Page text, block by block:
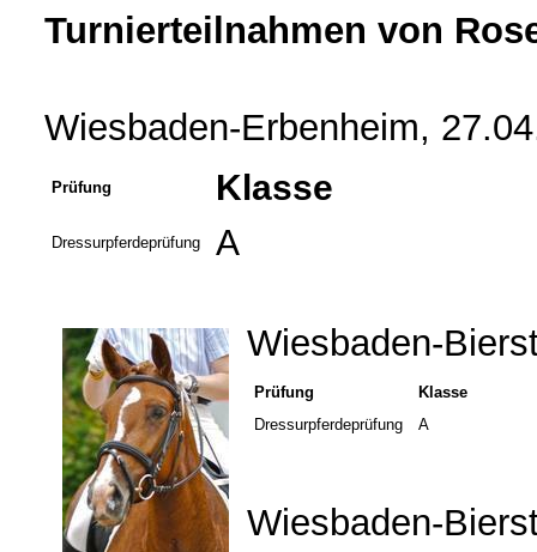
Turnierteilnahmen von
Wiesbaden-Erbenheim,
Prüfung Klasse
Dressurpferdeprüfung A
Wiesbaden-
Prüfung
Klasse
Dressurpferdeprüfung
A
Wiesbaden-